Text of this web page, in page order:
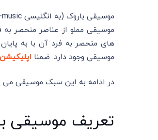
موسیقی مملو از عناصر منحصر
های منحصر به فرد آن با به
موسیقی وجود دارد. ضمنا
در ادامه به این سبک موسیقی می
تعریف موسیقی